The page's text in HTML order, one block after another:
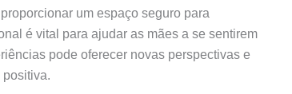
um espaço seguro para
é vital para ajudar as mães a se sentirem
pode oferecer novas perspectivas e